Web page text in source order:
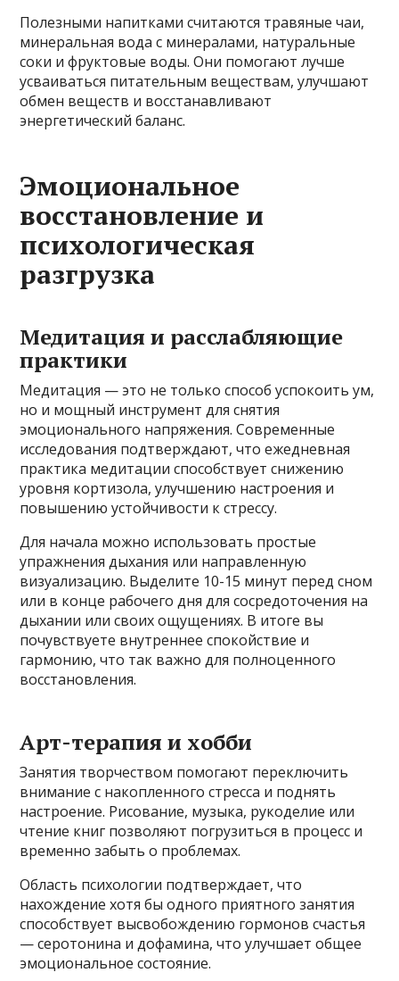
Полезными напитками считаются травяные чаи,
минеральная вода с минералами, натуральные
соки и фруктовые воды. Они помогают лучше
усваиваться питательным веществам, улучшают
обмен веществ и восстанавливают
энергетический баланс.
Эмоциональное
восстановление и
психологическая
разгрузка
Медитация и расслабляющие
практики
Медитация — это не только способ успокоить ум,
но и мощный инструмент для снятия
эмоционального напряжения. Современные
исследования подтверждают, что ежедневная
практика медитации способствует снижению
уровня кортизола, улучшению настроения и
повышению устойчивости к стрессу.
Для начала можно использовать простые
упражнения дыхания или направленную
визуализацию. Выделите 10-15 минут перед сном
или в конце рабочего дня для сосредоточения на
дыхании или своих ощущениях. В итоге вы
почувствуете внутреннее спокойствие и
гармонию, что так важно для полноценного
восстановления.
Арт-терапия и хобби
Занятия творчеством помогают переключить
внимание с накопленного стресса и поднять
настроение. Рисование, музыка, рукоделие или
чтение книг позволяют погрузиться в процесс и
временно забыть о проблемах.
Область психологии подтверждает, что
нахождение хотя бы одного приятного занятия
способствует высвобождению гормонов счастья
— серотонина и дофамина, что улучшает общее
эмоциональное состояние.